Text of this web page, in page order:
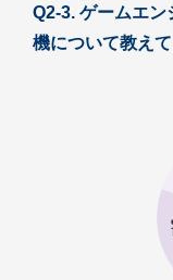
Q2-3. ゲームエ
機について教えて